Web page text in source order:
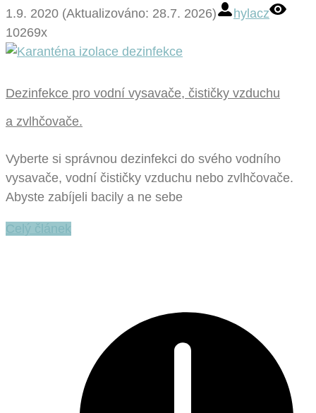
1.9. 2020 (Aktualizováno: 28.7. 2026)
hylacz
10269x
Dezinfekce pro vodní vysavače, čističky vzduchu
a zvlhčovače.
Vyberte si správnou dezinfekci do svého vodního
vysavače, vodní čističky vzduchu nebo zvlhčovače.
Abyste zabíjeli bacily a ne sebe
Celý článek